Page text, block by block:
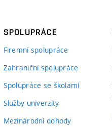
SPOLUPRÁCE
Firemní spolupráce
Zahraniční spolupráce
Spolupráce se školami
Služby univerzity
Mezinárodní dohody